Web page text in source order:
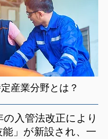
産業分野とは？
入管法改正により
能」が新設され、一